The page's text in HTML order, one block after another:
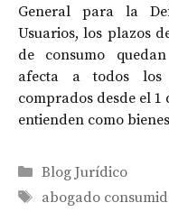
General para la
Usuarios, los plazos
de consumo
afecta a todos los
comprados desde el 1
entienden como
Categorías
Blog Jurídico
Etiquetas
abogado